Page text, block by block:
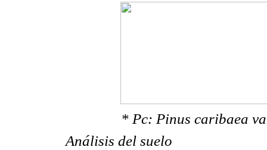
* Pc: Pinus caribaea
Análisis del suelo